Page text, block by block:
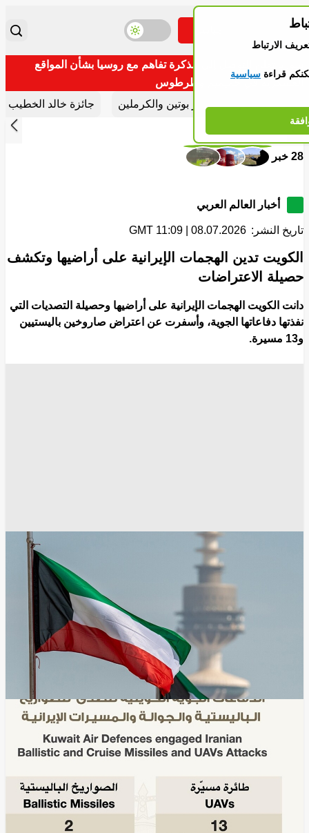
الارتباط
قراءة سياسية
تبديل موضوع اللون
سوريا تعلن التوصل إلى مذكرة تفاهم مع روسيا بشأن المواقع
العسكرية في حميميم وطرطوس
أخبار بوتين والكرملين جائزة خالد الخطيب
إلى
Stories
28 خبر
أخبار العالم العربي
تاريخ النشر: 08.07.2026 | 11:09 GMT
الكويت تدين الهجمات الإيرانية على أراضيها وتكشف
حصيلة الاعتراضات
دانت الكويت الهجمات الإيرانية على أراضيها وحصيلة التصديات التي
نفذتها دفاعاتها الجوية، وأسفرت عن اعتراض صاروخين باليستيين
و13 مسيرة.
وأوضحت رئاسة أركان الجيش الكويتي في بيان اليوم الأربعاء أن
إجمالي ما تعاملت معه الدفاعات الجوية منذ بداية "العدوان الإيراني"